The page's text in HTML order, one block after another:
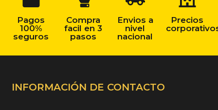
Pagos
100%
seguros
Compra
facil en 3
pasos
Envios a
nivel
nacional
Precios
INFORMACIÓN DE CONTACTO